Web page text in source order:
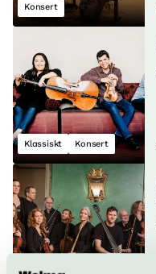
Konsert
Klassiskt Konsert